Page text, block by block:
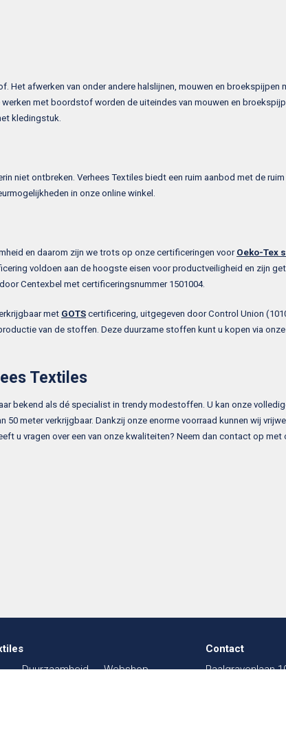
Het afwerken van onder andere halslijnen, mouwen en
met boordstof worden de uiteindes van mouwen en
kledingstuk.
niet ontbreken. Verhees Textiles biedt een ruim aanbod met de ruim
in onze online winkel.
en daarom zijn we trots op onze certificeringen voor Oeko-Tex
voldoen aan de hoogste eisen voor productveiligheid en zijn
Centexbel met certificeringsnummer 1501004.
met GOTS certificering, uitgegeven door Control Union
van de stoffen. Deze duurzame stoffen kunt u kopen via
Textiles
bekend als dé specialist in trendy modestoffen. U kan onze
meter verkrijgbaar. Dankzij onze enorme voorraad kunnen wij
u vragen over een van onze kwaliteiten? Neem dan contact op met
Duurzaamheid
Webshop
Contact
Paalgravenlaan